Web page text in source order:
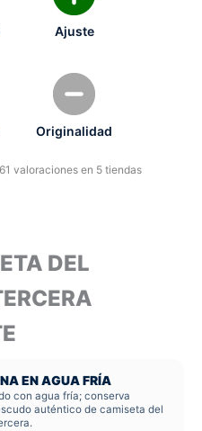
Ajuste
Originalidad
valoraciones en 5 tiendas
DEL
EN AGUA FRÍA
con agua fría; conserva
auténtico de camiseta del